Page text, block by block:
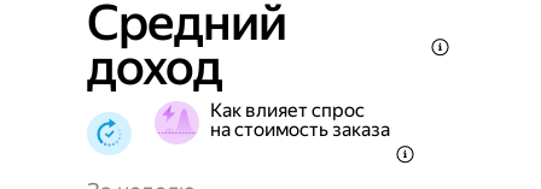
Средний
доход
Как влияет спрос
на стоимость заказа